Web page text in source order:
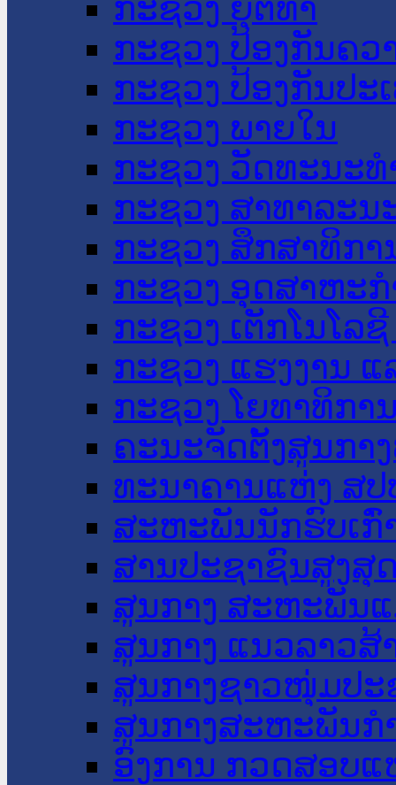
ກະຊວງ ຍຸຕິທໍາ
ກະຊວງ ປ້ອງກັນຄວ
ກະຊວງ ປ້ອງກັນປະ
ກະຊວງ ພາຍໃນ
ກະຊວງ ວັດທະນະ
ກະຊວງ ສາທາລະນ
ກະຊວງ ສຶກສາທິກາ
ກະຊວງ ອຸດສາຫະ
ກະຊວງ ເຕັກໂນໂລ
ກະຊວງ ແຮງງານ
ກະຊວງ ໂຍທາທິກາ
ຄະນະຈັດຕັ້ງສູນກາ
ທະນາຄານແຫ່ງ ສປ
ສະຫະພັນນັກຮົບເກົ່
ສານປະຊາຊົນສູງສຸ
ສູນກາງ ສະຫະພັນ
ສູນກາງ ແນວລາວສ້
ສູນກາງຊາວໜຸ່ມປະ
ສູນກາງສະຫະພັນກ
ອົງການ ກວດສອບແ